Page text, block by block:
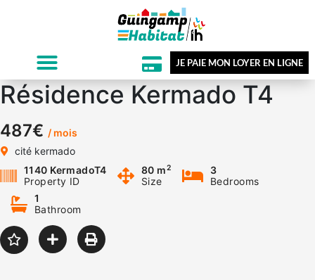
JE PAIE MON LOYER EN LIGNE
Résidence Kermado T4
487€ / mois
cité kermado
1140 KermadoT4
Property ID
80 m2
Size
3
Bedrooms
1
Bathroom